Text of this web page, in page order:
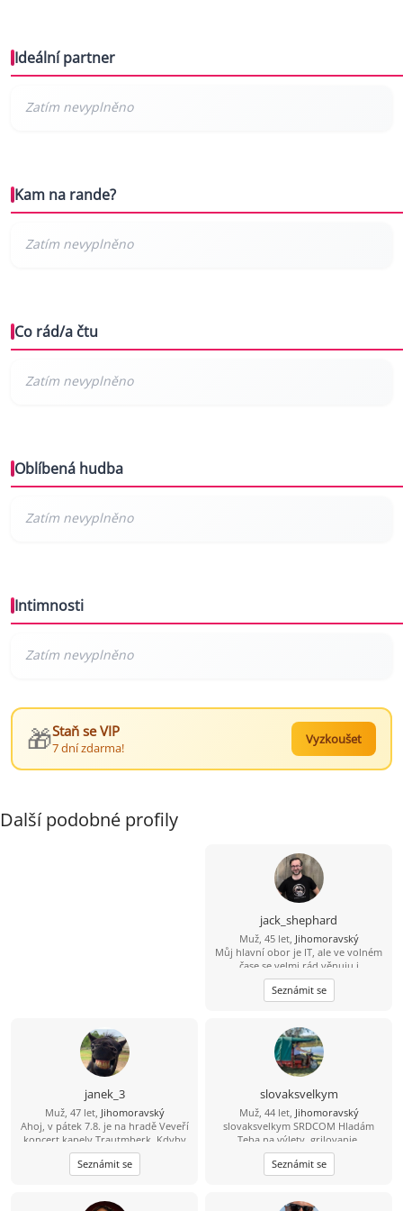
Ideální partner
Kam na rande?
Co rád/a čtu
Oblíbená hudba
Intimnosti
🎁Staň se VIP
7 dní zdarma!
Vyzkoušet
Další podobné profily
jack_shephard
Muž, 45 let, Jihomoravský
Můj hlavní obor je IT, ale ve volném
čase se velmi rád věnuju i
humanitnějším věcem. Čas od času si
rád zasportuju či zahraju na kytaru.
Hledám někoho sympatického s
čem povídat. :)
Seznámit se
janek_3
Muž, 47 let, Jihomoravský
Ahoj, v pátek 7.8. je na hradě Veveří
koncert kapely Trautmberk. Kdyby
se Ti chtělo, tak mám na Wats Appu
čerstvou fotku :-) 773 908 225 Jan
Seznámit se
slovaksvelkym
Muž, 44 let, Jihomoravský
slovaksvelkym SRDCOM Hladám
Teba na výlety, grilovanie,
spoločnosť pri každodenných
veciach. Zablokuje ma IBA jeptiška so
zašitou ... . Neopakujem po
škrabkacieho mobilu, faceboku,
Seznámit se